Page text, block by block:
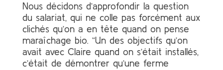
Nous décidons d’approfondir la question
du salariat, qui ne colle pas forcément aux
clichés qu’on a en tête quand on pense
maraîchage bio. “Un des objectifs qu’on
avait avec Claire quand on s’était installés,
c’était de démontrer qu’une ferme